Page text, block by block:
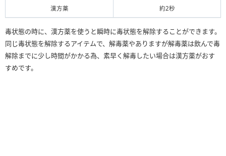
漢方薬 約2秒
毒状態の時に、漢方薬を使うと瞬時に毒状態を解除することができます。
同じ毒状態を解除するアイテムで、解毒薬やありますが解毒薬は飲んで毒
解除までに少し時間がかかる為、素早く解毒したい場合は漢方薬がおす
すめです。